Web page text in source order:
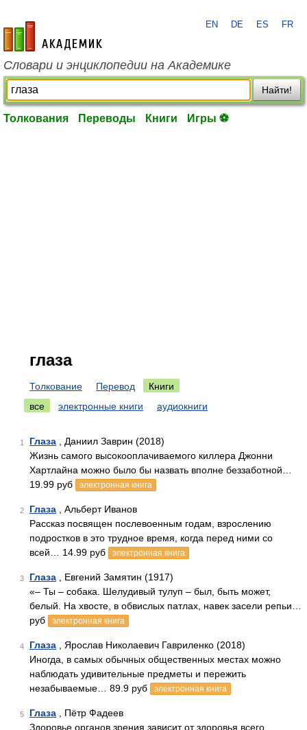
academic.ru
EN DE ES FR
Словари и энциклопедии на Академике
Найти!
Толкования Переводы Книги Игры ⚽
глаза
Толкование Перевод
Книги
все
электронные книги аудиокниги
1 Глаза , Даниил Заврин (2018)
Жизнь самого высокооплачиваемого киллера Джонни
Хартлайна можно было бы назвать вполне беззаботной…
19.99 руб
электронная книга
2 Глаза , Альберт Иванов
Рассказ посвящен послевоенным годам, взрослению
подростков в это трудное время, когда перед ними со
всей… 14.99 руб
электронная книга
3 Глаза , Евгений Замятин (1917)
«– Ты – собака. Шелудивый тулуп – был, быть может,
белый. На хвосте, в обвислых патлах, навек засели репьи…
руб
электронная книга
4 Глаза , Ярослав Николаевич Гавриленко (2018)
Иногда, в самых обычных общественных местах можно
наблюдать удивительные предметы и пережить
незабываемые… 89.9 руб
электронная книга
5 Глаза , Пётр Фадеев
Здоровье органов зрения зависит от здоровья всего